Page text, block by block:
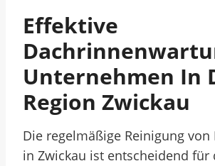
Effektive
Unternehmen In
Region Zwickau
Die regelmäßige Reinigung von
in Zwickau ist entscheidend für